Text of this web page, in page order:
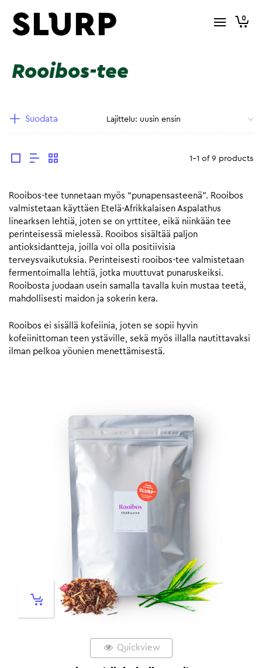
0
Rooibos-tee
Suodata
1-1 of 9 products
Rooibos-tee tunnetaan myös “punapensasteenä”. Rooibos
valmistetaan käyttäen Etelä-Afrikkalaisen Aspalathus
linearksen lehtiä, joten se on yrttitee, eikä niinkään tee
perinteisessä mielessä. Rooibos sisältää paljon
antioksidantteja, joilla voi olla positiivisia
terveysvaikutuksia. Perinteisesti rooibos-tee valmistetaan
fermentoimalla lehtiä, jotka muuttuvat punaruskeiksi.
Rooibosta juodaan usein samalla tavalla kuin mustaa teetä,
mahdollisesti maidon ja sokerin kera.
Rooibos ei sisällä kofeiinia, joten se sopii hyvin
kofeiinittoman teen ystäville, sekä myös illalla nautittavaksi
ilman pelkoa yöunien menettämisestä.
Quickview